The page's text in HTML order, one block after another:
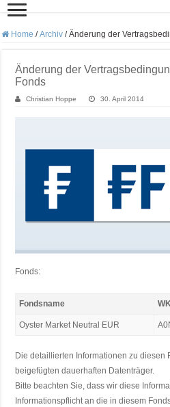
Home / Archiv / Änderung der
Änderung der
Fonds
Christian Hoppe 30. April 2014
Fonds:
Fondsname
Oyster Market Neutral EUR
Die detaillierten Informationen zu diesen
beigefügten dauerhaften Datenträger.
Bitte beachten Sie, dass wir diese
Informationspflicht an die in diesem